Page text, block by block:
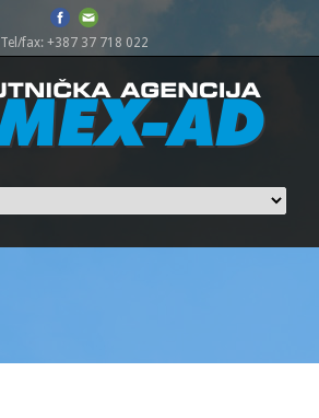
Tel/fax: +387 37 718 022